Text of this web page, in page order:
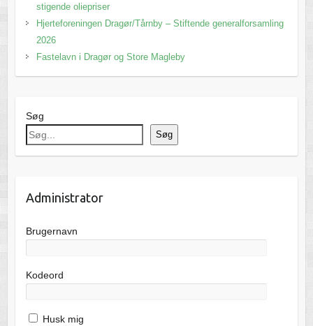
stigende oliepriser
Hjerteforeningen Dragør/Tårnby – Stiftende generalforsamling
2026
Fastelavn i Dragør og Store Magleby
Søg
Søg
Administrator
Brugernavn
Kodeord
Husk mig